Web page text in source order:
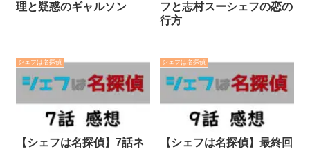
理と疑惑のギャルソン
フと志村スーシェフの恋の
行方
シェフは名探偵
【シェフは名探偵】7話ネ
シェフは名探偵
【シェフは名探偵】最終回